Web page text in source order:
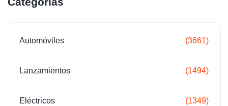
Automóviles (3661)
Lanzamientos (1494)
Eléctricos (1349)